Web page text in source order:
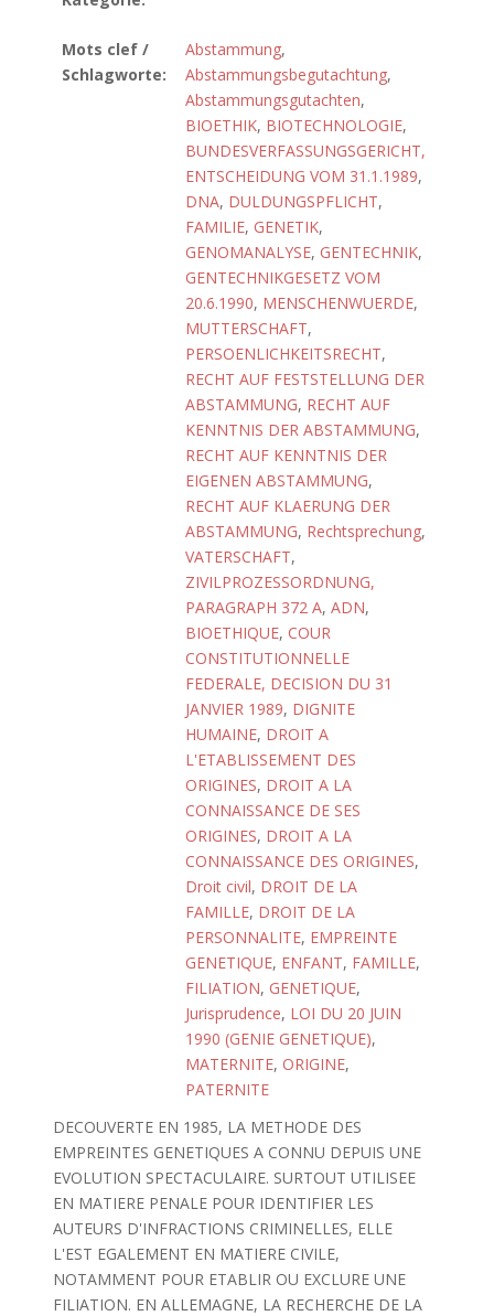
Mots clef /
Schlagworte:
Abstammung,
Abstammungsbegutachtung,
Abstammungsgutachten,
BIOETHIK, BIOTECHNOLOGIE,
BUNDESVERFASSUNGSGERICHT,
ENTSCHEIDUNG VOM 31.1.1989,
DNA, DULDUNGSPFLICHT,
FAMILIE, GENETIK,
GENOMANALYSE, GENTECHNIK,
GENTECHNIKGESETZ VOM
20.6.1990, MENSCHENWUERDE,
MUTTERSCHAFT,
PERSOENLICHKEITSRECHT,
RECHT AUF FESTSTELLUNG DER
ABSTAMMUNG, RECHT AUF
KENNTNIS DER ABSTAMMUNG,
RECHT AUF KENNTNIS DER
EIGENEN ABSTAMMUNG,
RECHT AUF KLAERUNG DER
ABSTAMMUNG, Rechtsprechung,
VATERSCHAFT,
ZIVILPROZESSORDNUNG,
PARAGRAPH 372 A, ADN,
BIOETHIQUE, COUR
CONSTITUTIONNELLE
FEDERALE, DECISION DU 31
JANVIER 1989, DIGNITE
HUMAINE, DROIT A
L'ETABLISSEMENT DES
ORIGINES, DROIT A LA
CONNAISSANCE DE SES
ORIGINES, DROIT A LA
CONNAISSANCE DES ORIGINES,
Droit civil, DROIT DE LA
FAMILLE, DROIT DE LA
PERSONNALITE, EMPREINTE
GENETIQUE, ENFANT, FAMILLE,
FILIATION, GENETIQUE,
Jurisprudence, LOI DU 20 JUIN
1990 (GENIE GENETIQUE),
MATERNITE, ORIGINE,
PATERNITE
DECOUVERTE EN 1985, LA METHODE DES
EMPREINTES GENETIQUES A CONNU DEPUIS UNE
EVOLUTION SPECTACULAIRE. SURTOUT UTILISEE
EN MATIERE PENALE POUR IDENTIFIER LES
AUTEURS D'INFRACTIONS CRIMINELLES, ELLE
L'EST EGALEMENT EN MATIERE CIVILE,
NOTAMMENT POUR ETABLIR OU EXCLURE UNE
FILIATION. EN ALLEMAGNE, LA RECHERCHE DE LA